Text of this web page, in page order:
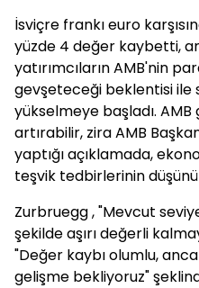
İsviçre frankı euro
yüzde 4 değer kaybetti,
yatırımcıların AMB'nin
gevşeteceği beklentisi ile
yükselmeye başladı.
artırabilir, zira AMB
yaptığı açıklamada,
teşvik tedbirlerinin
Zurbruegg , "Mevcut
şekilde aşırı değerli
"Değer kaybı olumlu,
gelişme bekliyoruz"